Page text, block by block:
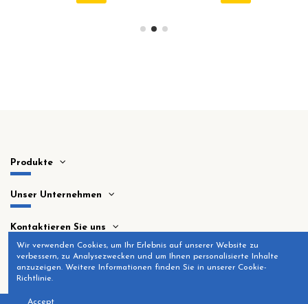
Produkte
Unser Unternehmen
Kontaktieren Sie uns
Wir verwenden Cookies, um Ihr Erlebnis auf unserer Website zu
verbessern, zu Analysezwecken und um Ihnen personalisierte Inhalte
anzuzeigen. Weitere Informationen finden Sie in unserer Cookie-
Richtlinie.
Accept